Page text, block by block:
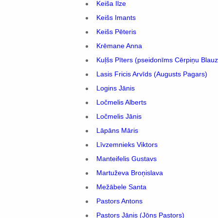
Keiša Ilze
Keišs Imants
Keišs Pēteris
Krēmane Anna
Kuļšs Pīters (pseidonīms Cērpiņu
Lasis Fricis Arvīds (Augusts Pagars)
Logins Jānis
Ločmelis Alberts
Ločmelis Jānis
Lāpāns Māris
Līvzemnieks Viktors
Manteifelis Gustavs
Martuževa Broņislava
Mežābele Santa
Pastors Antons
Pastors Jānis (Jōņs Pastors)